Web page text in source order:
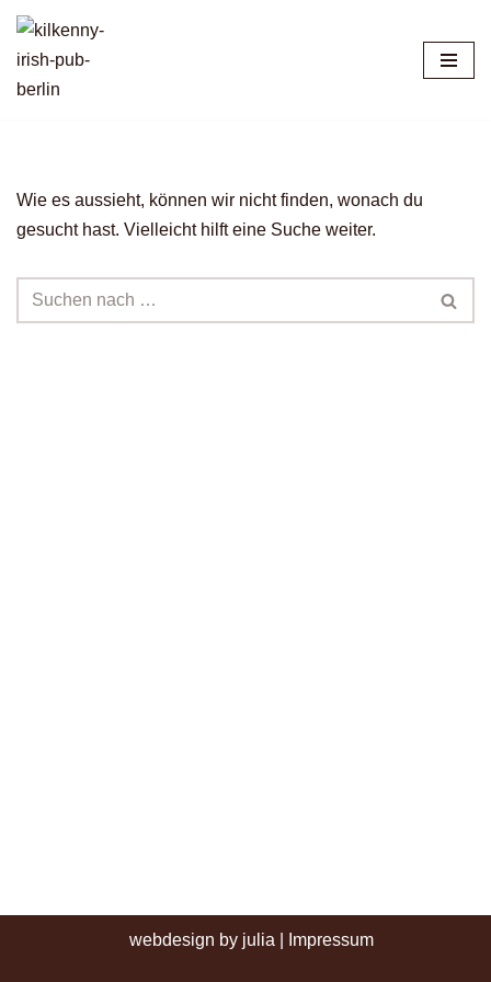
Zum
Inhalt
Wie es aussieht, können wir nicht finden, wonach du
gesucht hast. Vielleicht hilft eine Suche weiter.
webdesign by julia Impressum